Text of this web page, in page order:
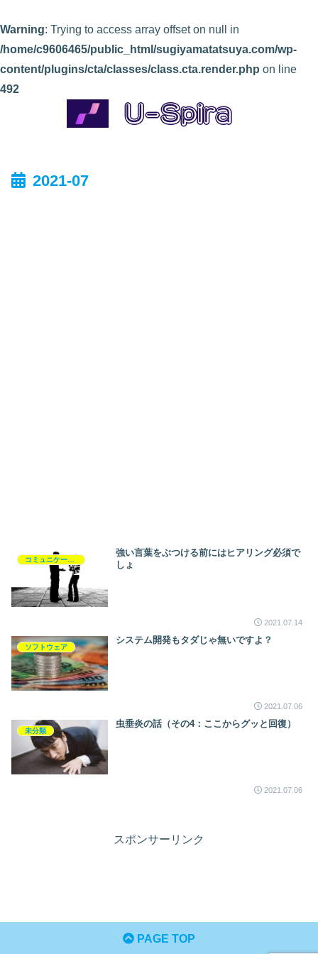
Warning: Trying to access array offset on null in
/home/c9606465/public_html/sugiyamatatsuya.com/wp-
content/plugins/cta/classes/class.cta.render.php on line
492
2021-07
強い言葉をぶつける前にはヒアリング必須で
しょ
2021.07.14
ソフトウェア
システム開発もタダじゃ無いですよ？
2021.07.06
未分類
虫垂炎の話（その4：ここからグッと回復）
2021.07.06
スポンサーリンク
PAGE TOP